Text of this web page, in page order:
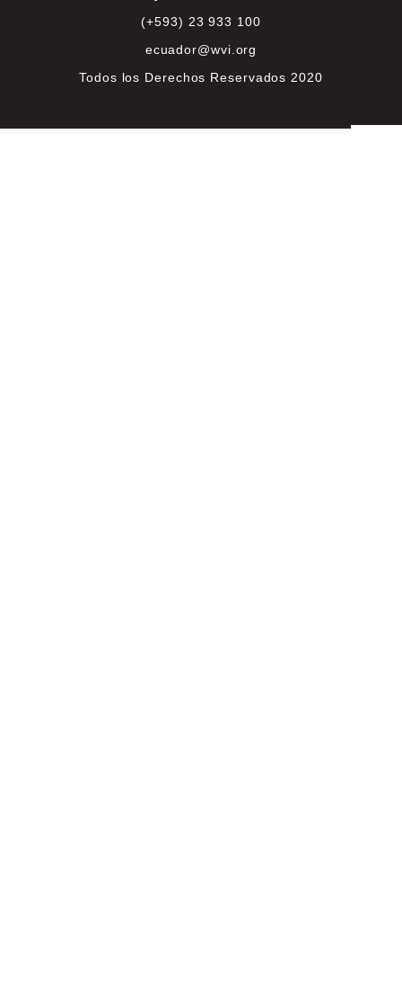
(+593) 23 933 100
ecuador@wvi.org
Todos los Derechos Reservados 2020